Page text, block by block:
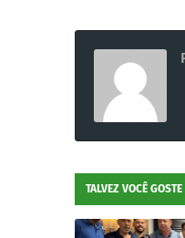
TALVEZ VOCÊ